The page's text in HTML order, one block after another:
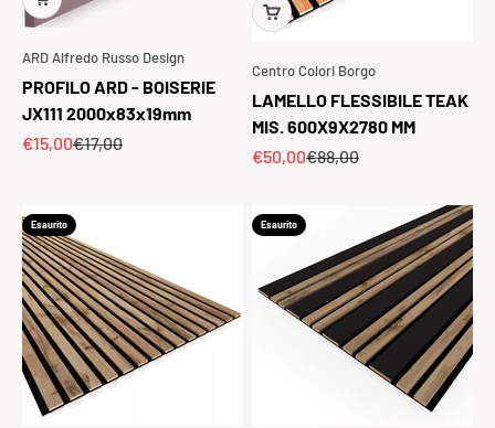
ARD Alfredo Russo Design
PROFILO ARD - BOISERIE
JX111 2000x83x19mm
Prezzo scontato
€15,00Prezzo
€17,00
Centro Colori Borgo
LAMELLO FLESSIBILE TEAK
MIS. 600X9X2780 MM
Prezzo scontato
€50,00Prezzo
€88,00
Esaurito Esaurito